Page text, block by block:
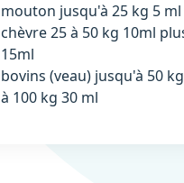
mouton jusqu'à 25 kg 5 ml
chèvre 25 à 50 kg 10ml
15ml
bovins (veau) jusqu'à 50
à 100 kg 30 ml